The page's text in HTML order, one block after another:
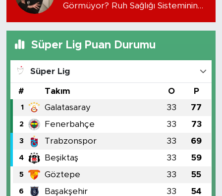
Görmüyor? Ruh Sağlığı Sisteminin
Süper Lig Puan Durumu
Süper Lig
# Takım O P
1 Galatasaray 33 77
2 Fenerbahçe 33 73
3 Trabzonspor 33 69
4 Beşiktaş 33 59
5 Göztepe 33 55
6 Başakşehir 33 54